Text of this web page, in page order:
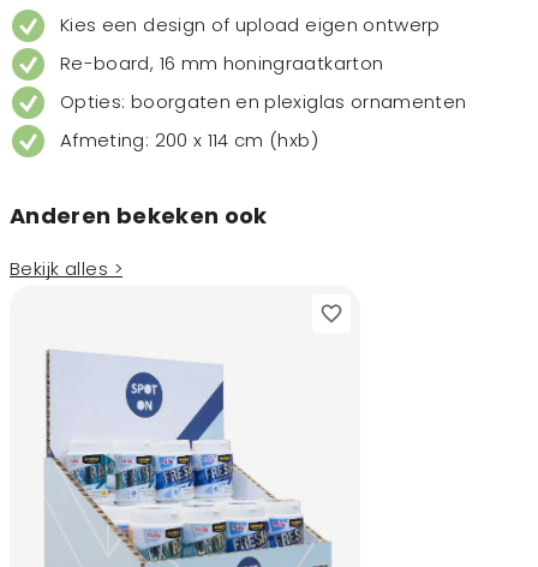
Kies een design of upload eigen ontwerp
Re-board, 16 mm honingraatkarton
Opties: boorgaten en plexiglas ornamenten
Afmeting: 200 x 114 cm (hxb)
Anderen bekeken ook
Bekijk alles >